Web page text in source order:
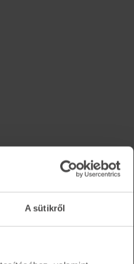
A sütikről